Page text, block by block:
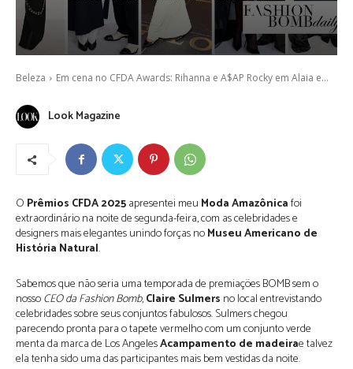
Beleza Em cena no CFDA Awards: Rihanna e A$AP Rocky em Alaia e...
Look Magazine
O Prêmios CFDA 2025apresentei meu Moda Amazônicafoi
extraordinário na noite de segunda-feira, com as celebridades e
designers mais elegantes unindo forças noMuseu Americano de
História Natural.
Sabemos que não seria uma temporada de premiações BOMB sem o
nossoCEO da Fashion Bomb,Claire Sulmers no local entrevistando
celebridades sobre seus conjuntos fabulosos. Sulmers chegou
parecendo pronta para o tapete vermelho com um conjunto verde
menta da marca de Los AngelesAcampamento de madeirae talvez
ela tenha sido uma das participantes mais bem vestidas da noite.